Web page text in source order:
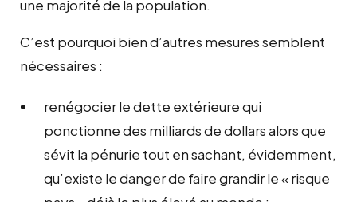
une majorité de la population.
C’est pourquoi bien d’autres mesures semblent
nécessaires :
renégocier le dette extérieure qui
ponctionne des milliards de dollars alors que
sévit la pénurie tout en sachant, évidemment,
qu’existe le danger de faire grandir le « risque